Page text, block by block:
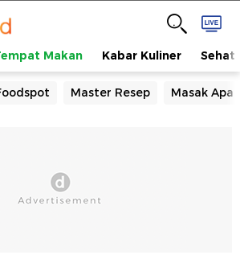
Makan Kabar Kuliner Sehat
Master Resep Masak Apa